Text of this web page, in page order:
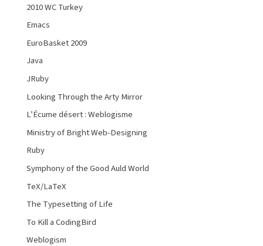
2010 WC Turkey
Emacs
EuroBasket 2009
Java
JRuby
Looking Through the Arty Mirror
L’Écume désert : Weblogisme
Ministry of Bright Web-Designing
Ruby
Symphony of the Good Auld World
TeX/LaTeX
The Typesetting of Life
To Kill a CodingBird
Weblogism